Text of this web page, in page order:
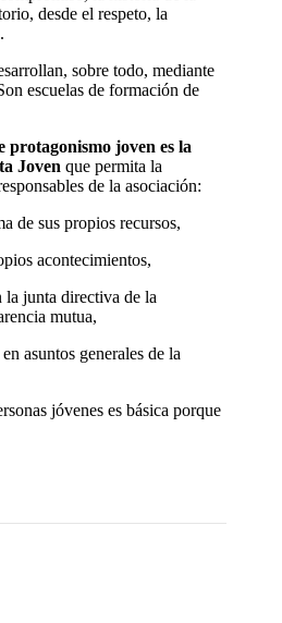
desde el respeto, la
sobre todo, mediante
escuelas de formación de
protagonismo joven es la
Joven que permita la
de la asociación:
de sus propios recursos,
acontecimientos,
la junta directiva de la
mutua,
asuntos generales de la
jóvenes es básica porque